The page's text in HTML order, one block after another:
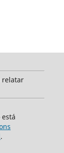
relatar
.